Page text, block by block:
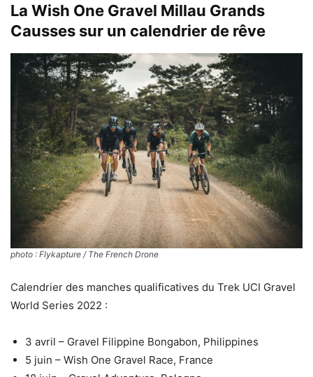
La Wish One Gravel Millau Grands
Causses sur un calendrier de rêve
photo : Flykapture / The French Drone
Calendrier des manches qualificatives du Trek UCI Gravel
World Series 2022 :
3 avril – Gravel Filippine Bongabon, Philippines
5 juin – Wish One Gravel Race, France